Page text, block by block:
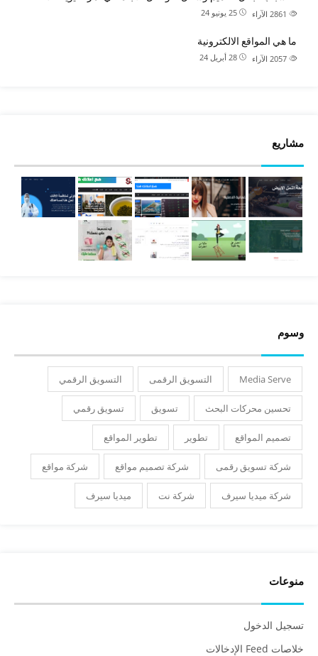
25 يونيو 24 الآراء
ما هي المواقع الالكترونية
28 أبريل 24 الآراء
مشاريع
وسوم
Media Serve التسويق الرقمى التسويق الرقمي
تحسين محركات البحث تسويق تسويق رقمي
تصميم المواقع تطوير تطوير المواقع
شركة تسويق رقمى شركة تصميم مواقع شركة مواقع
شركة ميديا سيرف شركة نت ميديا سيرف
منوعات
تسجيل الدخول
خلاصات Feed الإدخالات